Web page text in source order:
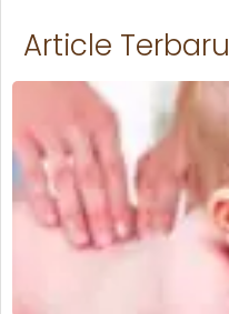
Article Terbaru